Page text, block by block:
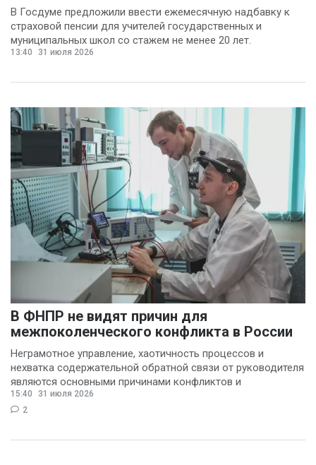
В Госдуме предложили ввести ежемесячную надбавку к
страховой пенсии для учителей государственных и
муниципальных школ со стажем не менее 20 лет.
13:40 31 июля 2026
В ФНПР не видят причин для
межпоколенческого конфликта в России
Неграмотное управление, хаотичность процессов и
нехватка содержательной обратной связи от руководителя
являются основными причинами конфликтов и
раздражения в
15:40
31 июля 2026
2